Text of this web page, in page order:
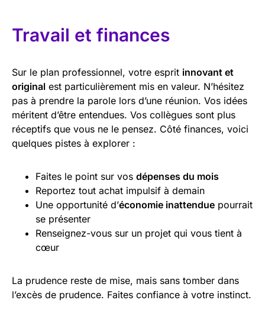
Travail et finances
Sur le plan professionnel, votre esprit innovant et
original est particulièrement mis en valeur. N’hésitez
pas à prendre la parole lors d’une réunion. Vos idées
méritent d’être entendues. Vos collègues sont plus
réceptifs que vous ne le pensez. Côté finances, voici
quelques pistes à explorer :
Faites le point sur vos dépenses du mois
Reportez tout achat impulsif à demain
Une opportunité d’économie inattendue pourrait
se présenter
Renseignez-vous sur un projet qui vous tient à
cœur
La prudence reste de mise, mais sans tomber dans
l’excès de prudence. Faites confiance à votre instinct.